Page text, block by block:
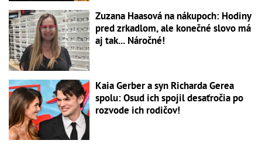
Zuzana Haasová na nákupoch: Hodiny
pred zrkadlom, ale konečné slovo má
aj tak... Náročné!
Kaia Gerber a syn Richarda Gerea
spolu: Osud ich spojil desaťročia po
rozvode ich rodičov!